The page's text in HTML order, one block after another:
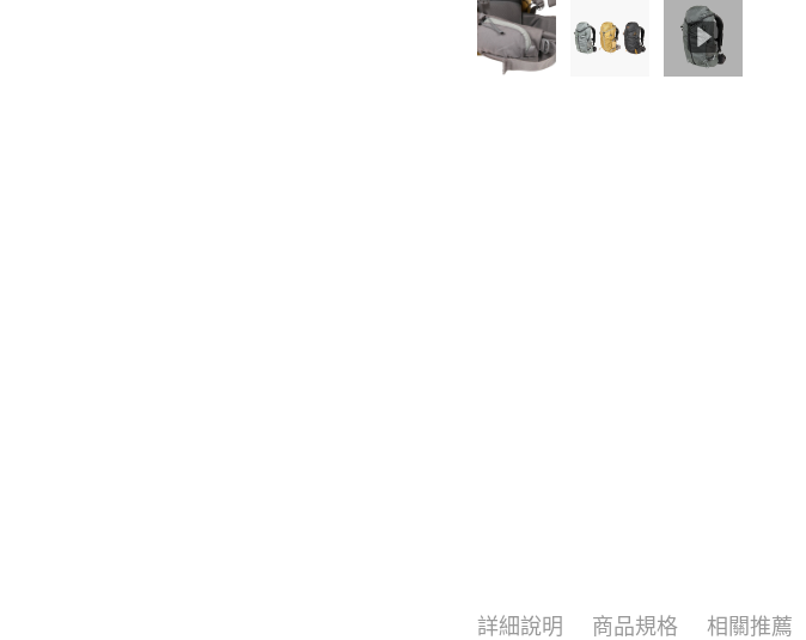
詳細說明 商品規格 相關推薦